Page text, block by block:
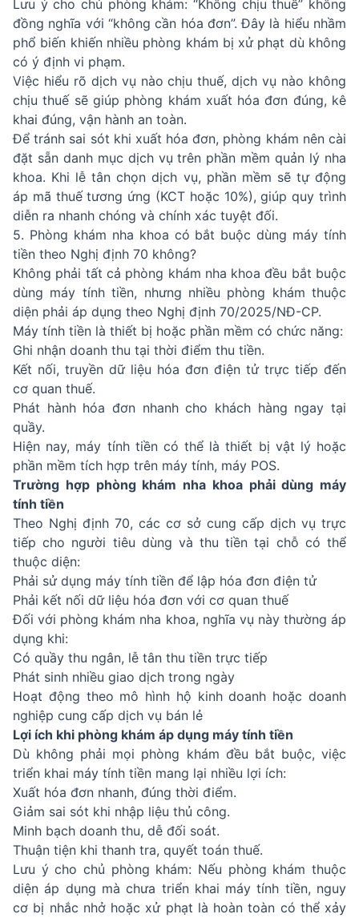
Lưu ý cho chủ phòng khám: “Không chịu thuế” không
đồng nghĩa với “không cần hóa đơn”. Đây là hiểu nhầm
phổ biến khiến nhiều phòng khám bị xử phạt dù không
có ý định vi phạm.
Việc hiểu rõ dịch vụ nào chịu thuế, dịch vụ nào không
chịu thuế sẽ giúp phòng khám xuất hóa đơn đúng, kê
khai đúng, vận hành an toàn.
Để tránh sai sót khi xuất hóa đơn, phòng khám nên cài
đặt sẵn danh mục dịch vụ trên phần mềm quản lý nha
khoa. Khi lễ tân chọn dịch vụ, phần mềm sẽ tự động
áp mã thuế tương ứng (KCT hoặc 10%), giúp quy trình
diễn ra nhanh chóng và chính xác tuyệt đối.
5. Phòng khám nha khoa có bắt buộc dùng máy tính
tiền theo Nghị định 70 không?
Không phải tất cả phòng khám nha khoa đều bắt buộc
dùng máy tính tiền, nhưng nhiều phòng khám thuộc
diện phải áp dụng theo Nghị định 70/2025/NĐ-CP.
Máy tính tiền là thiết bị hoặc phần mềm có chức năng:
Ghi nhận doanh thu tại thời điểm thu tiền.
Kết nối, truyền dữ liệu hóa đơn điện tử trực tiếp đến
cơ quan thuế.
Phát hành hóa đơn nhanh cho khách hàng ngay tại
quầy.
Hiện nay, máy tính tiền có thể là thiết bị vật lý hoặc
phần mềm tích hợp trên máy tính, máy POS.
Trường hợp phòng khám nha khoa phải dùng máy
tính tiền
Theo Nghị định 70, các cơ sở cung cấp dịch vụ trực
tiếp cho người tiêu dùng và thu tiền tại chỗ có thể
thuộc diện:
Phải sử dụng máy tính tiền để lập hóa đơn điện tử
Phải kết nối dữ liệu hóa đơn với cơ quan thuế
Đối với phòng khám nha khoa, nghĩa vụ này thường áp
dụng khi:
Có quầy thu ngân, lễ tân thu tiền trực tiếp
Phát sinh nhiều giao dịch trong ngày
Hoạt động theo mô hình hộ kinh doanh hoặc doanh
nghiệp cung cấp dịch vụ bán lẻ
Lợi ích khi phòng khám áp dụng máy tính tiền
Dù không phải mọi phòng khám đều bắt buộc, việc
triển khai máy tính tiền mang lại nhiều lợi ích:
Xuất hóa đơn nhanh, đúng thời điểm.
Giảm sai sót khi nhập liệu thủ công.
Minh bạch doanh thu, dễ đối soát.
Thuận tiện khi thanh tra, quyết toán thuế.
Lưu ý cho chủ phòng khám: Nếu phòng khám thuộc
diện áp dụng mà chưa triển khai máy tính tiền, nguy
cơ bị nhắc nhở hoặc xử phạt là hoàn toàn có thể xảy